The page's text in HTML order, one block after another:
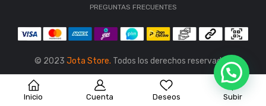
Inicio Cuenta Deseos Subir
PREGUNTAS FRECUENTES
© 2023 Jota Store. Todos los derechos reservados.